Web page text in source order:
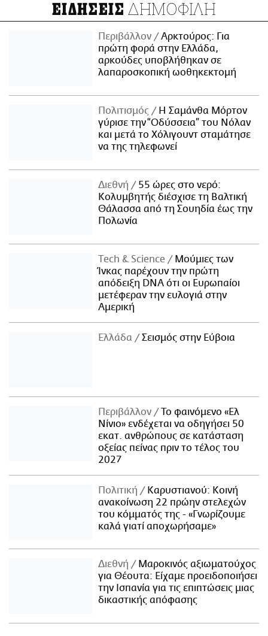
ΕΙΔΗΣΕΙΣ ΔΗΜΟΦΙΛΗ
Περιβάλλον
Αρκτούρος: Για
πρώτη φορά στην Ελλάδα,
αρκούδες υποβλήθηκαν σε
λαπαροσκοπική ωοθηκεκτομή
Πολιτισμός
Η Σαμάνθα Μόρτον
γύρισε την “Οδύσσεια” του Νόλαν
και μετά το Χόλιγουντ σταμάτησε
να της τηλεφωνεί
Διεθνή
55 ώρες στο νερό:
Κολυμβητής διέσχισε τη Βαλτική
Θάλασσα από τη Σουηδία έως την
Πολωνία
Τech & Science
Μούμιες των
Ίνκας παρέχουν την πρώτη
απόδειξη DNA ότι οι Ευρωπαίοι
μετέφεραν την ευλογιά στην
Αμερική
Ελλάδα Σεισμός στην Εύβοια
Περιβάλλον
Το φαινόμενο «Ελ
Νίνιο» ενδέχεται να οδηγήσει 50
εκατ. ανθρώπους σε κατάσταση
οξείας πείνας πριν το τέλος του
2027
Πολιτική
Καρυστιανού: Κοινή
ανακοίνωση 22 πρώην στελεχών
του κόμματός της - «Γνωρίζουμε
καλά γιατί αποχωρήσαμε»
Διεθνή
Μαροκινός αξιωματούχος
για Θέουτα: Είχαμε προειδοποιήσει
την Ισπανία για τις επιπτώσεις μιας
δικαστικής απόφασης